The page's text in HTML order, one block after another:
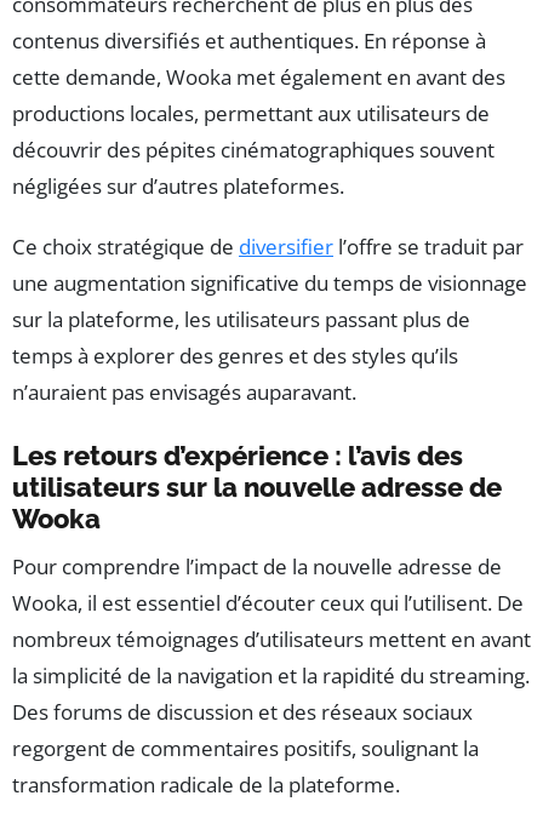
contenus diversifiés et authentiques. En réponse à
cette demande, Wooka met également en avant des
productions locales, permettant aux utilisateurs de
découvrir des pépites cinématographiques souvent
négligées sur d’autres plateformes.
Ce choix stratégique de diversifier l’offre se traduit par
une augmentation significative du temps de visionnage
sur la plateforme, les utilisateurs passant plus de
temps à explorer des genres et des styles qu’ils
n’auraient pas envisagés auparavant.
Les retours d’expérience : l’avis des
utilisateurs sur la nouvelle adresse de
Wooka
Pour comprendre l’impact de la nouvelle adresse de
Wooka, il est essentiel d’écouter ceux qui l’utilisent. De
nombreux témoignages d’utilisateurs mettent en avant
la simplicité de la navigation et la rapidité du streaming.
Des forums de discussion et des réseaux sociaux
regorgent de commentaires positifs, soulignant la
transformation radicale de la plateforme.